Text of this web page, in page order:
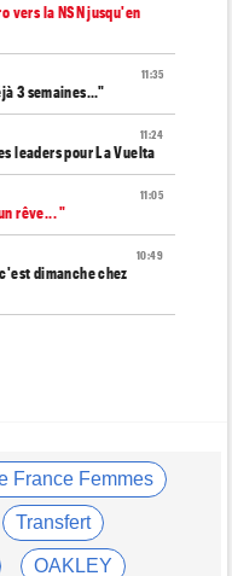
vers la NSN jusqu'en
11:35
3 semaines..."
11:24
leaders pour La Vuelta
11:05
rêve... "
10:49
dimanche chez
beaucoup plus
09:55
un rêve que j'ai"
quelques doutes"
France Femmes
Transfert
OAKLEY